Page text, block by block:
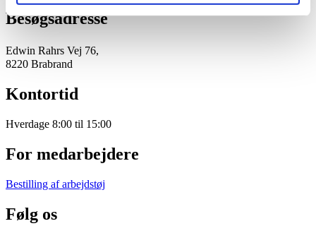
Besøgsadresse
Edwin Rahrs Vej 76,
8220 Brabrand
Kontortid
Hverdage 8:00 til 15:00
For medarbejdere
Bestilling af arbejdstøj
Følg os